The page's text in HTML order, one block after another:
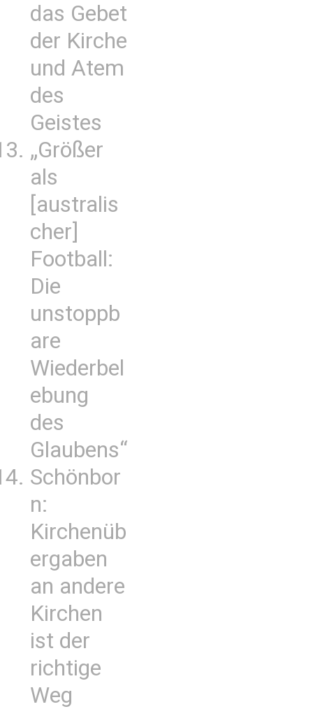
das Gebet
der Kirche
und Atem
des
Geistes
„Größer
als
[australis
cher]
Football:
Die
unstoppb
are
Wiederbel
ebung
des
Glaubens“
Schönbor
n:
Kirchenüb
ergaben
an andere
Kirchen
ist der
richtige
Weg